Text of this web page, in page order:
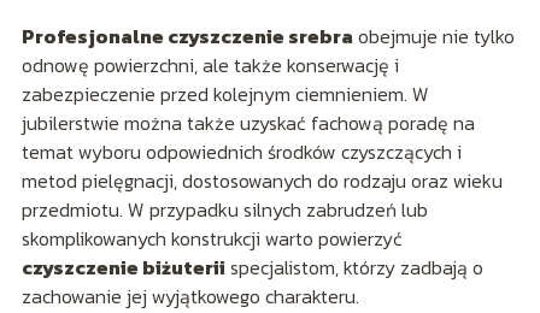
Profesjonalne czyszczenie srebra obejmuje nie tylko
odnowę powierzchni, ale także konserwację i
zabezpieczenie przed kolejnym ciemnieniem. W
jubilerstwie można także uzyskać fachową poradę na
temat wyboru odpowiednich środków czyszczących i
metod pielęgnacji, dostosowanych do rodzaju oraz wieku
przedmiotu. W przypadku silnych zabrudzeń lub
skomplikowanych konstrukcji warto powierzyć
czyszczenie biżuterii specjalistom, którzy zadbają o
zachowanie jej wyjątkowego charakteru.